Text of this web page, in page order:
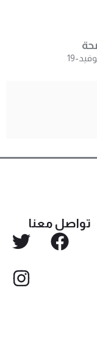
19
تواصل معنا